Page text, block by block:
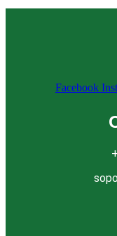
Facebook